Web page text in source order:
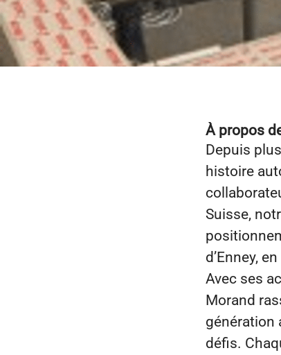
À propos
Depuis
histoire
Suisse,
d’Enney,
Avec ses
Morand
génération
défis.